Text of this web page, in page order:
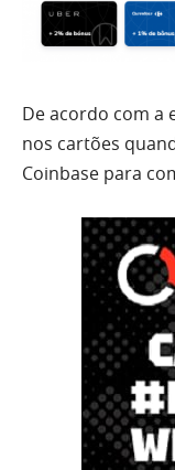
De acordo com a
nos cartões
Coinbase para